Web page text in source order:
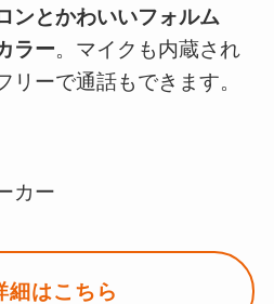
ンとかわいいフォルム
ラー。マイクも内蔵され
リーで通話もできます。
カー
細はこちら